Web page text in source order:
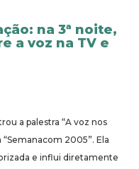
na 3ª noite,
a voz na TV e
a palestra “A voz nos
2005”. Ela
e influi diretamente